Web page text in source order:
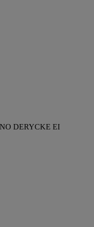
DERYCKE EI